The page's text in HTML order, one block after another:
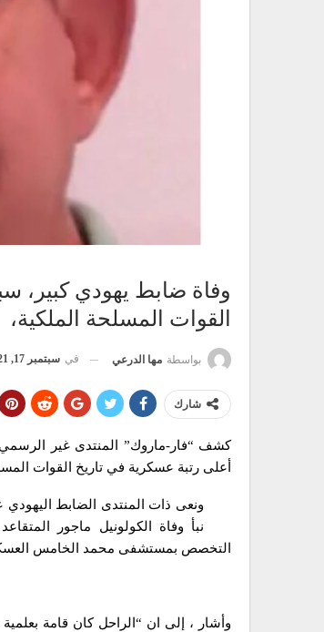
وفاة ضابط يهودي كبير،
القوات المسلحة الملكية،
بواسطة مها الدرعي في سبتمبر 17, 2021
شارك
كشف “فار-ماروك” المنتدى غير
أعلى رتبة عسكرية في تاريخ القوات
ونعى ذات المنتدى الضابط
نبأ وفاة الكولونيل ماجور
التخصص بمستشفى محمد الخامس
وأشار ، إلى ان “الراحل كان قامة